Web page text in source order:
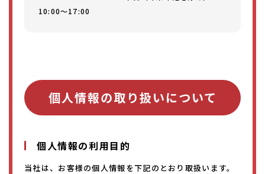
10:00～17:00
個人情報の取り扱いについて
個人情報の利用目的
当社は、お客様の個人情報を下記のとおり取扱います。